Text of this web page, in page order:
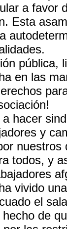
a favor
Esta
pública,
en las
hacer
y
nuestros
todos, y
vivido
el
de